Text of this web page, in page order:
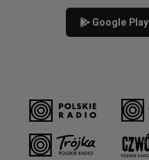
Google Play